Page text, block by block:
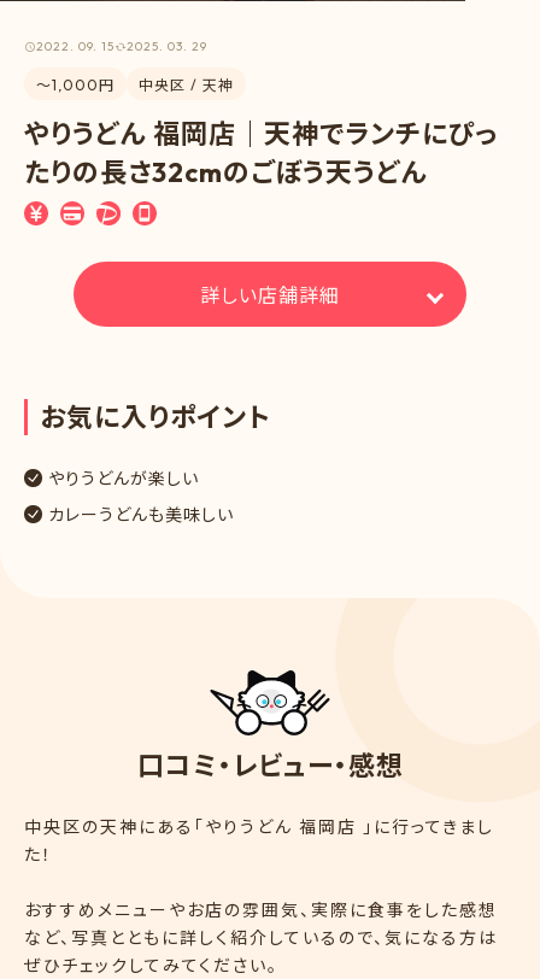
2022. 09. 15 2025. 03. 29
〜1,000円 中央区 / 天神
やりうどん 福岡店｜天神でランチにぴっ
たりの長さ32cmのごぼう天うどん
詳しい店舗詳細
お気に入りポイント
やりうどんが楽しい
カレーうどんも美味しい
口コ ミ ・ レビュー・感想
中央区の天神にある「やりうどん 福岡店 」に行ってきまし
た！
おすすめメニューやお店の雰囲気、実際に食事をした感想
など、写真とともに詳しく紹介しているので、気になる方は
ぜひチェックしてみてください。